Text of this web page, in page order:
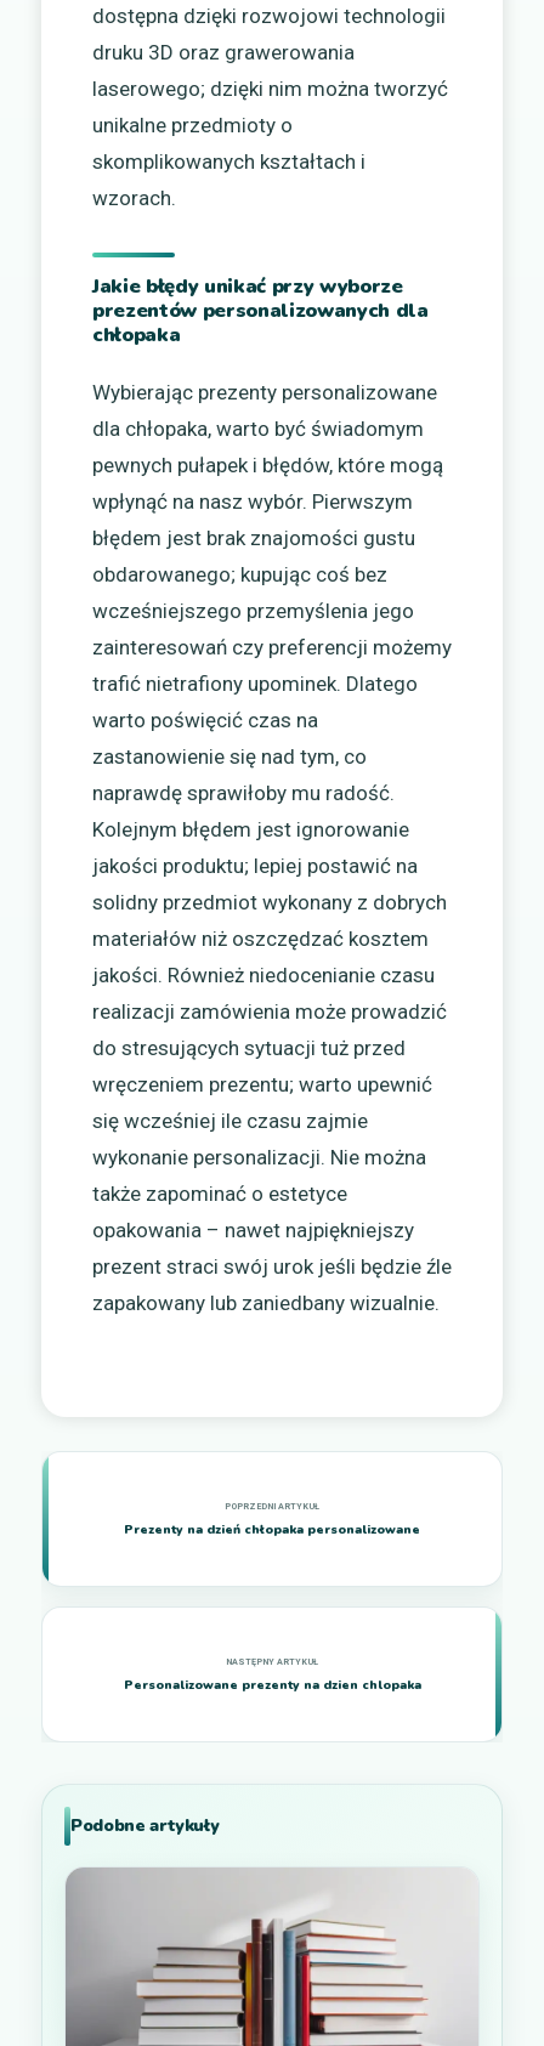
dostępna dzięki rozwojowi technologii
druku 3D oraz grawerowania
laserowego; dzięki nim można tworzyć
unikalne przedmioty o
skomplikowanych kształtach i
wzorach.
Jakie błędy unikać przy wyborze
prezentów personalizowanych dla
chłopaka
Wybierając prezenty personalizowane
dla chłopaka, warto być świadomym
pewnych pułapek i błędów, które mogą
wpłynąć na nasz wybór. Pierwszym
błędem jest brak znajomości gustu
obdarowanego; kupując coś bez
wcześniejszego przemyślenia jego
zainteresowań czy preferencji możemy
trafić nietrafiony upominek. Dlatego
warto poświęcić czas na
zastanowienie się nad tym, co
naprawdę sprawiłoby mu radość.
Kolejnym błędem jest ignorowanie
jakości produktu; lepiej postawić na
solidny przedmiot wykonany z dobrych
materiałów niż oszczędzać kosztem
jakości. Również niedocenianie czasu
realizacji zamówienia może prowadzić
do stresujących sytuacji tuż przed
wręczeniem prezentu; warto upewnić
się wcześniej ile czasu zajmie
wykonanie personalizacji. Nie można
także zapominać o estetyce
opakowania – nawet najpiękniejszy
prezent straci swój urok jeśli będzie źle
zapakowany lub zaniedbany wizualnie.
Prezenty na dzień chłopaka personalizowane
Personalizowane prezenty na dzien chlopaka
Podobne artykuły